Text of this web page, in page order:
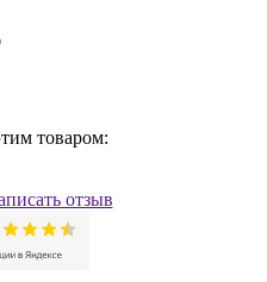
товаром:
отзыв